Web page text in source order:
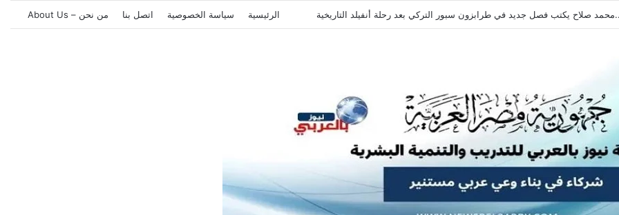
بسداسية أمام النجوم قبل السفر إلى إسبانيا الرئيسية سياسة الخصوصية اتصل بنا من نحن – About Us